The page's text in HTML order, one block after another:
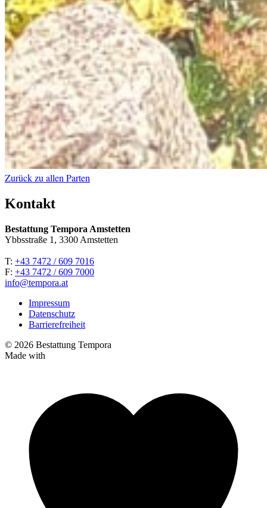
Zurück zu allen Parten
Kontakt
Bestattung Tempora Amstetten
Ybbsstraße 1, 3300 Amstetten
T: +43 7472 / 609 7016
F: +43 7472 / 609 7000
info@tempora.at
Impressum
Datenschutz
Barrierefreiheit
© 2026 Bestattung Tempora
Made with